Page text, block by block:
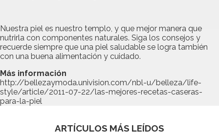
Nuestra piel es nuestro templo, y que mejor manera que
nutrirla con componentes naturales. Siga los consejos y
recuerde siempre que una piel saludable se logra también
con una buena alimentación y cuidado.
Más información
http://bellezaymoda.univision.com/nbl-u/belleza/life-
style/article/2011-07-22/las-mejores-recetas-caseras-
para-la-piel
ARTÍCULOS MÁS LEÍDOS